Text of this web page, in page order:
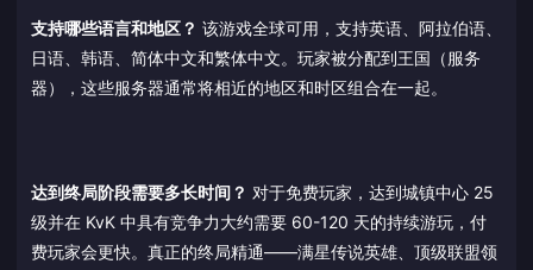
支持哪些语言和地区？ 该游戏全球可用，支持英语、阿拉伯语、
日语、韩语、简体中文和繁体中文。玩家被分配到王国（服务
器），这些服务器通常将相近的地区和时区组合在一起。
达到终局阶段需要多长时间？ 对于免费玩家，达到城镇中心 25
级并在 KvK 中具有竞争力大约需要 60-120 天的持续游玩，付
费玩家会更快。真正的终局精通——满星传说英雄、顶级联盟领